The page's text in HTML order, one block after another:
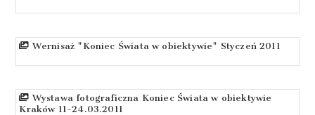
Wernisaż "Koniec Świata w obiektywie" Styczeń 2011
Wystawa fotograficzna Koniec Świata w obiektywie
Kraków 11-24.03.2011